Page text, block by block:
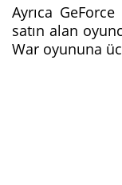
Ayrıca
satın alan
War oyununa